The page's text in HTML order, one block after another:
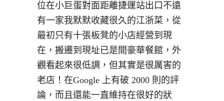
位在小巨蛋對面距離捷運站出口不遠
有一家我默默收藏很久的江浙菜，從
最初只有十張板凳的小店經營到現
在，搬遷到現址已是間豪華餐館，外
觀看起來很低調，但其實是很厲害的
老店！在Google 上有破 2000 則的評
論，而且還能一直維持在很好的狀